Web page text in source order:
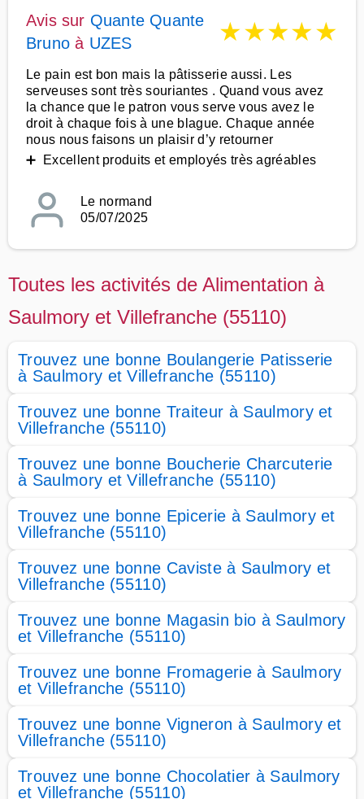
Avis sur Quante Quante
Bruno à UZES ★★★★★
Le pain est bon mais la pâtisserie aussi. Les
serveuses sont très souriantes . Quand vous avez
la chance que le patron vous serve vous avez le
droit à chaque fois à une blague. Chaque année
nous nous faisons un plaisir d’y retourner
➕ Excellent produits et employés très agréables
Le normand
05/07/2025
Toutes les activités de Alimentation à
Saulmory et Villefranche (55110)
Trouvez une bonne Boulangerie Patisserie
à Saulmory et Villefranche (55110)
Trouvez une bonne Traiteur à Saulmory et
Villefranche (55110)
Trouvez une bonne Boucherie Charcuterie
à Saulmory et Villefranche (55110)
Trouvez une bonne Epicerie à Saulmory et
Villefranche (55110)
Trouvez une bonne Caviste à Saulmory et
Villefranche (55110)
Trouvez une bonne Magasin bio à Saulmory
et Villefranche (55110)
Trouvez une bonne Fromagerie à Saulmory
et Villefranche (55110)
Trouvez une bonne Vigneron à Saulmory et
Villefranche (55110)
Trouvez une bonne Chocolatier à Saulmory
et Villefranche (55110)